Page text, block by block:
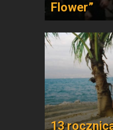
Flower”
13